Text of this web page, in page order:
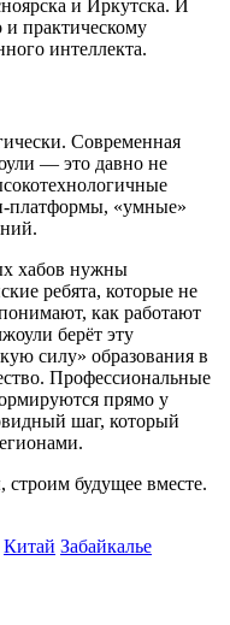
и Иркутска. И
практическому
интеллекта.
Современная
— это давно не
платформы, «умные»
хабов нужны
ребята, которые не
как работают
берёт эту
силу» образования в
Профессиональные
прямо у
шаг, который
будущее вместе.
Китай Забайкалье